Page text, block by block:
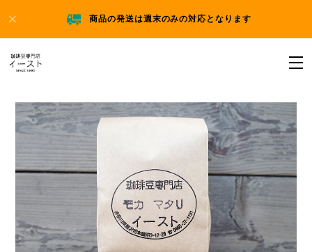
商品の発送は週末のみの対応となります